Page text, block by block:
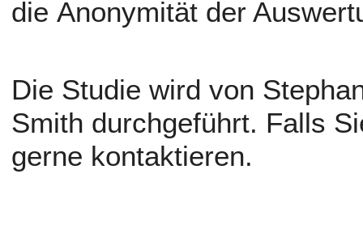
die Anonymität der
Die Studie wird von
Smith durchgeführt. Falls
gerne kontaktieren.